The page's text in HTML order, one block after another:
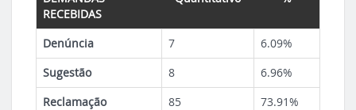
RECEBIDAS
Denúncia 7
6.09%
Sugestão
8
6.96%
Reclamação
85
73.91%